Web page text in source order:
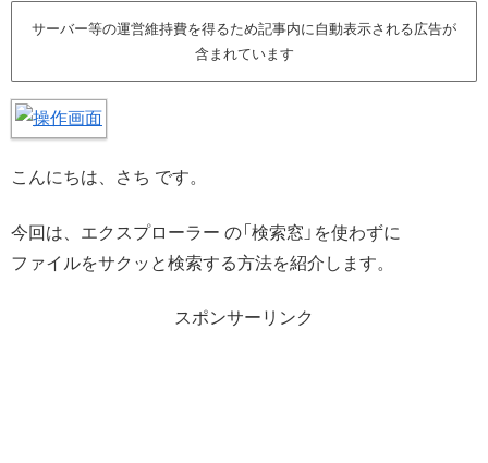
サーバー等の運営維持費を得るため記事内に自動表示される広告が
含まれています
こんにちは、さち です。
今回は、エクスプローラー の「検索窓」を使わずに
ファイルをサクッと検索する方法を紹介します。
スポンサーリンク